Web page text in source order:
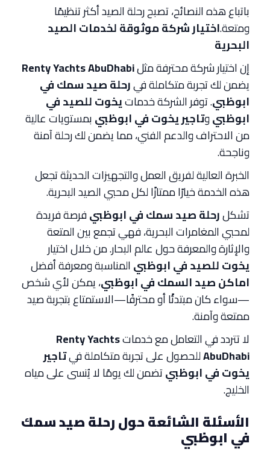
باتباع هذه النصائح، تصبح رحلة الصيد أكثر تنظيمًا
ومتعة.اختيار شركة موثوقة لخدمات الصيد
البحرية
إن اختيار شركة محترفة مثلRenty Yachts AbuDhabi
يضمن لك تجربة متكاملة فيرحلة صيد سمك في
ابوظبي. توفر الشركة خدماتيخوت للصيد في
ابوظبيوتاجير يخوت في ابوظبيبمستويات عالية
من الاحتراف والدعم الفني، مما يضمن لك رحلة آمنة
وناجحة.
الخبرة العالية لفريق العمل والتجهيزات الحديثة تجعل
هذه الخدمة خيارًا ممتازًا لكل محبي الصيد البحرية.
تشكلرحلة صيد سمك في ابوظبيفرصة فريدة
لمحبي المغامرات البحرية، فهي تجمع بين المتعة
والإثارة والمعرفة حول عالم البحار. من خلال اختيار
يخوت للصيد في ابوظبيالمناسبة ومعرفة أفضل
اماكن صيد السمك في ابوظبي، يمكن لأي شخص
—سواء كان مبتدئًا أو محترفًا—الاستمتاع بتجربة صيد
ممتعة وآمنة.
لا تتردد في التعامل مع خدماتRenty Yachts
AbuDhabiللحصول على تجربة متكاملة فيتاجير
يخوت في ابوظبيتضمن لك يومًا لا يُنسى على مياه
الخليج.
الأسئلة الشائعة حول رحلة صيد سمك
في ابوظبي